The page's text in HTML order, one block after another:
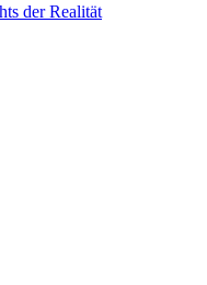
der Realität